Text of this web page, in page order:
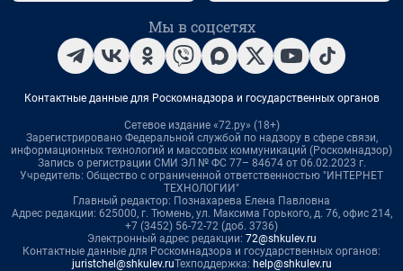
Мы в соцсетях
Контактные данные для Роскомнадзора и государственных органов
Сетевое издание «72.ру» (18+)
Зарегистрировано Федеральной службой по надзору в сфере связи,
информационных технологий и массовых коммуникаций (Роскомнадзор)
Запись о регистрации СМИ ЭЛ № ФС 77– 84674 от 06.02.2023 г.
Учредитель: Общество с ограниченной ответственностью "ИНТЕРНЕТ
ТЕХНОЛОГИИ"
Главный редактор: Познахарева Елена Павловна
Адрес редакции: 625000, г. Тюмень, ул. Максима Горького, д. 76, офис 214,
+7 (3452) 56-72-72 (доб. 3736)
Электронный адрес редакции: 72@shkulev.ru
Контактные данные для Роскомнадзора и государственных органов:
juristchel@shkulev.ruТехподдержка: help@shkulev.ru